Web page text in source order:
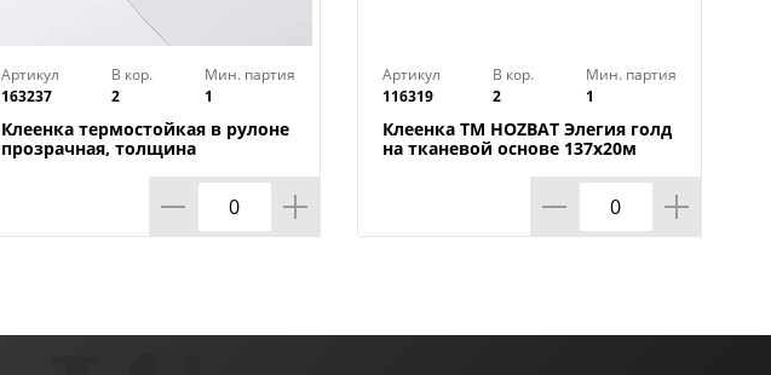
Артикул
163237
В кор.
2
Мин. партия
1
Клеенка термостойкая в рулоне
прозрачная, толщина
Артикул
116319
В кор.
2
Мин. партия
1
Клеенка TM HOZBAT Элегия голд
на тканевой основе 137х20м